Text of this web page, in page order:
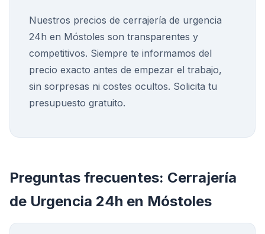
Nuestros precios de cerrajería de urgencia
24h en Móstoles son transparentes y
competitivos. Siempre te informamos del
precio exacto antes de empezar el trabajo,
sin sorpresas ni costes ocultos. Solicita tu
presupuesto gratuito.
Preguntas frecuentes: Cerrajería
de Urgencia 24h en Móstoles